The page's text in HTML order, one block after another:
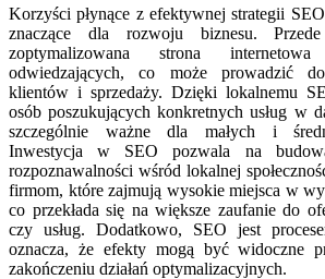
Korzyści płynące z efektywnej strategii
znaczące dla rozwoju biznesu.
zoptymalizowana strona
odwiedzających, co może prowadzić
klientów i sprzedaży. Dzięki lokalnemu
osób poszukujących konkretnych usług w
szczególnie ważne dla małych i
Inwestycja w SEO pozwala na
rozpoznawalności wśród lokalnej
firmom, które zajmują wysokie miejsca w
co przekłada się na większe zaufanie do
czy usług. Dodatkowo, SEO jest
oznacza, że efekty mogą być widoczne
zakończeniu działań optymalizacyjnych.